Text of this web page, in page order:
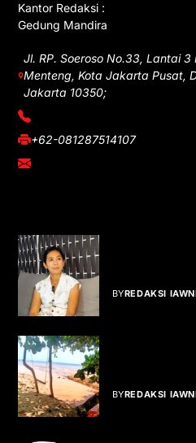
Kantor Redaksi :
Gedung Mandira
Jl. RP. Soeroso No.33, Lantai 3
Menteng, Kota Jakarta Pusat,
Jakarta 10350;
(021) 3908026
+62-081287514107
adm@iawnews.com
BYREDAKSI
BYREDAKSI